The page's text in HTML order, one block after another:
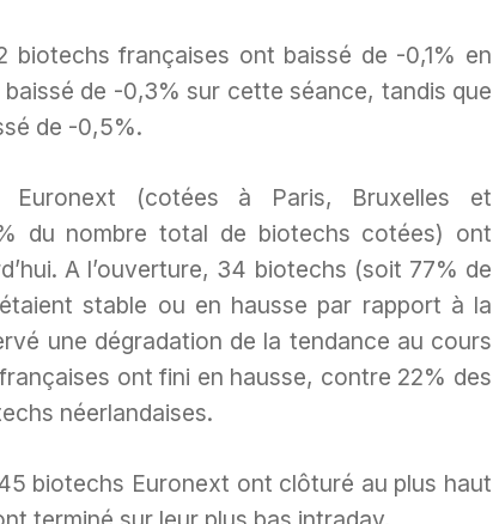
françaises ont baissé de -0,1% en
de -0,3% sur cette séance, tandis que
de -0,5%.
Euronext (cotées à Paris, Bruxelles et
du nombre total de biotechs cotées) ont
A l’ouverture, 34 biotechs (soit 77% de
stable ou en hausse par rapport à la
une dégradation de la tendance au cours
ont fini en hausse, contre 22% des
néerlandaises.
biotechs Euronext ont clôturé au plus haut